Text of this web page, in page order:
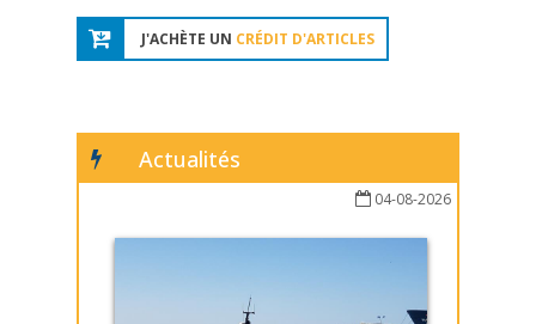
J'ACHÈTE UN CRÉDIT D'ARTICLES
Actualités
04-08-2026